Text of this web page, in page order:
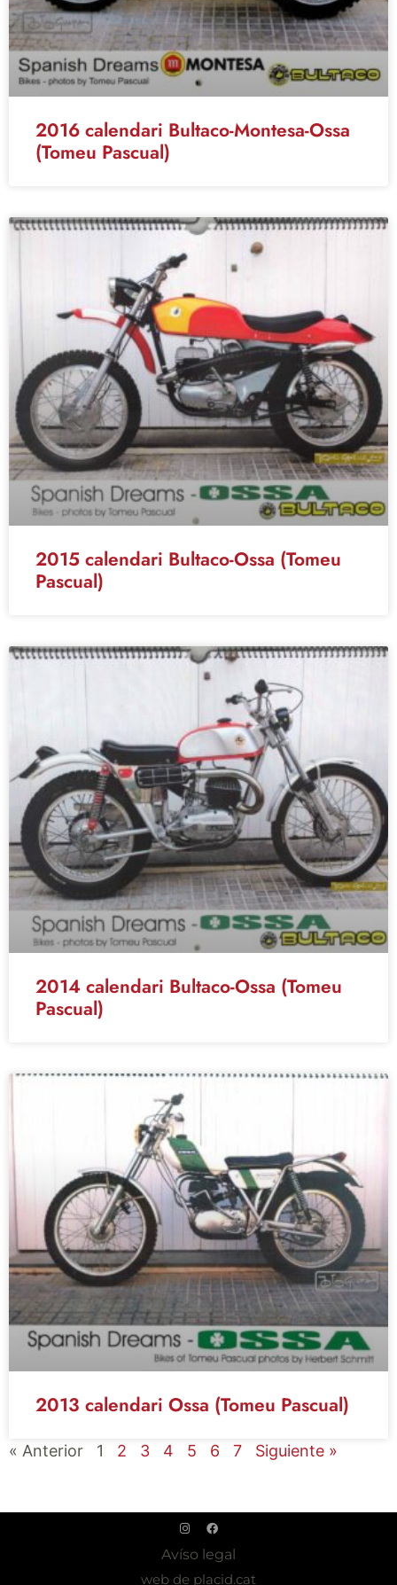
2016 calendari Bultaco-Montesa-Ossa
(Tomeu Pascual)
2015 calendari Bultaco-Ossa (Tomeu
Pascual)
2014 calendari Bultaco-Ossa (Tomeu
Pascual)
2013 calendari Ossa (Tomeu Pascual)
« Anterior 1 2 3 4 5 6 7 Siguiente »
Avíso legal
web de placid.cat